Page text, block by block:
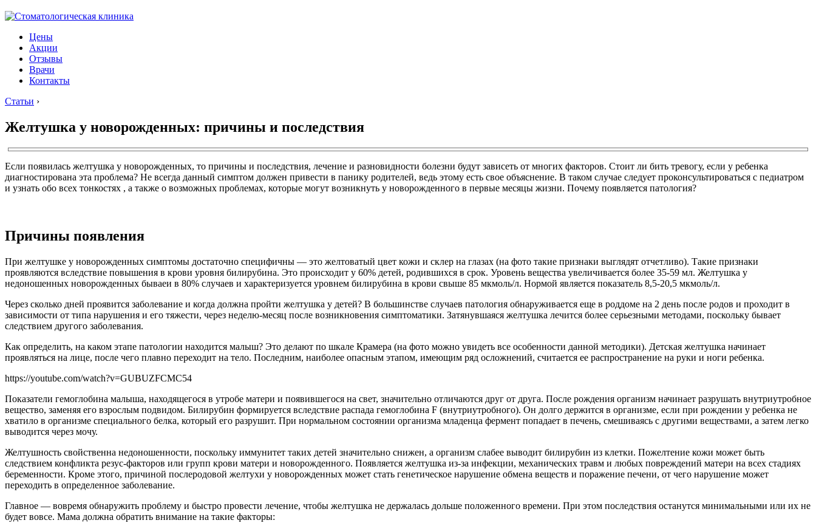
Цены
Акции
Отзывы
Врачи
Контакты
Статьи ›
Желтушка у новорожденных: причины и последствия
Если появилась желтушка у новорожденных, то причины и последствия, лечение и разновидности болезни будут зависеть от многих факторов. Стоит ли бить тревогу, если у ребенка
диагностирована эта проблема? Не всегда данный симптом должен привести в панику родителей, ведь этому есть свое объяснение. В таком случае следует проконсультироваться с педиатром
и узнать обо всех тонкостях , а также о возможных проблемах, которые могут возникнуть у новорожденного в первые месяцы жизни. Почему появляется патология?
Причины появления
При желтушке у новорожденных симптомы достаточно специфичны — это желтоватый цвет кожи и склер на глазах (на фото такие признаки выглядят отчетливо). Такие признаки
проявляются вследствие повышения в крови уровня билирубина. Это происходит у 60% детей, родившихся в срок. Уровень вещества увеличивается более 35-59 мл. Желтушка у
недоношенных новорожденных бываеи в 80% случаев и характеризуется уровнем билирубина в крови свыше 85 мкмоль/л. Нормой является показатель 8,5-20,5 мкмоль/л.
Через сколько дней проявится заболевание и когда должна пройти желтушка у детей? В большинстве случаев патология обнаруживается еще в роддоме на 2 день после родов и проходит в
зависимости от типа нарушения и его тяжести, через неделю-месяц после возникновения симптоматики. Затянувшаяся желтушка лечится более серьезными методами, поскольку бывает
следствием другого заболевания.
Как определить, на каком этапе патологии находится малыш? Это делают по шкале Крамера (на фото можно увидеть все особенности данной методики). Детская желтушка начинает
проявляться на лице, после чего плавно переходит на тело. Последним, наиболее опасным этапом, имеющим ряд осложнений, считается ее распространение на руки и ноги ребенка.
https://youtube.com/watch?v=GUBUZFCMC54
Показатели гемоглобина малыша, находящегося в утробе матери и появившегося на свет, значительно отличаются друг от друга. После рождения организм начинает разрушать внутриутробное
вещество, заменяя его взрослым подвидом. Билирубин формируется вследствие распада гемоглобина F (внутриутробного). Он долго держится в организме, если при рождении у ребенка не
хватило в организме специального белка, который его разрушит. При нормальном состоянии организма младенца фермент попадает в печень, смешиваясь с другими веществами, а затем легко
выводится через мочу.
Желтушность свойственна недоношенности, поскольку иммунитет таких детей значительно снижен, а организм слабее выводит билирубин из клетки. Пожелтение кожи может быть
следствием конфликта резус-факторов или групп крови матери и новорожденного. Появляется желтушка из-за инфекции, механических травм и любых повреждений матери на всех стадиях
беременности. Кроме этого, причиной послеродовой желтухи у новорожденных может стать генетическое нарушение обмена веществ и поражение печени, от чего нарушение может
переходить в определенное заболевание.
Главное — вовремя обнаружить проблему и быстро провести лечение, чтобы желтушка не держалась дольше положенного времени. При этом последствия останутся минимальными или их не
будет вовсе. Мама должна обратить внимание на такие факторы: